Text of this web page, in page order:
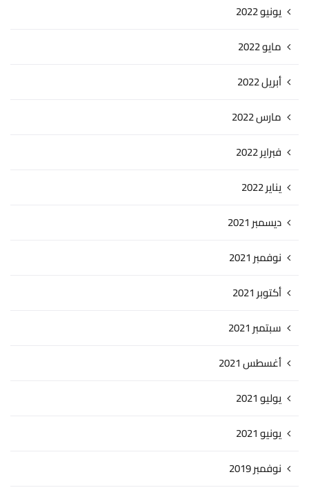
يونيو 2022
مايو 2022
أبريل 2022
مارس 2022
فبراير 2022
يناير 2022
ديسمبر 2021
نوفمبر 2021
أكتوبر 2021
سبتمبر 2021
أغسطس 2021
يوليو 2021
يونيو 2021
نوفمبر 2019